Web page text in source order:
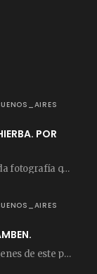
POR
Esta es una recordada fotografía que registré…
(Aclaración: Todas las imágenes de este posteo fueron tomadas de Bloghemia.com, y todos los…